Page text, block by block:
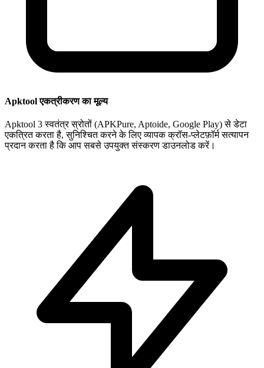
Apktool एकत्रीकरण का मूल्य
Apktool 3 स्वतंत्र स्रोतों (APKPure, Aptoide, Google Play) से डेटा
एकत्रित करता है, सुनिश्चित करने के लिए व्यापक क्रॉस-प्लेटफ़ॉर्म सत्यापन
प्रदान करता है कि आप सबसे उपयुक्त संस्करण डाउनलोड करें।